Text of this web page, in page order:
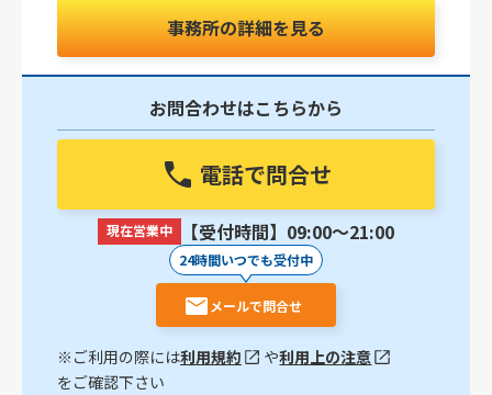
事務所の詳細を見る
お問合わせはこちらから
電話で問合せ
現在営業中 【受付時間】09:00〜21:00
24時間いつでも受付中
メールで問合せ
※ご利用の際には利用規約 や利用上の注意
をご確認下さい